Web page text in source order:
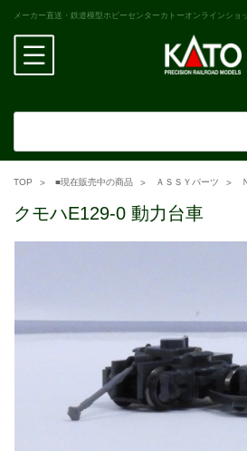
メーカー直送・鉄道模型ホビーセンターカトーオンラインショ
TOP ■現在販売中の商品 ＡＳＳＹパーツ
クモハE129-0 動力台車